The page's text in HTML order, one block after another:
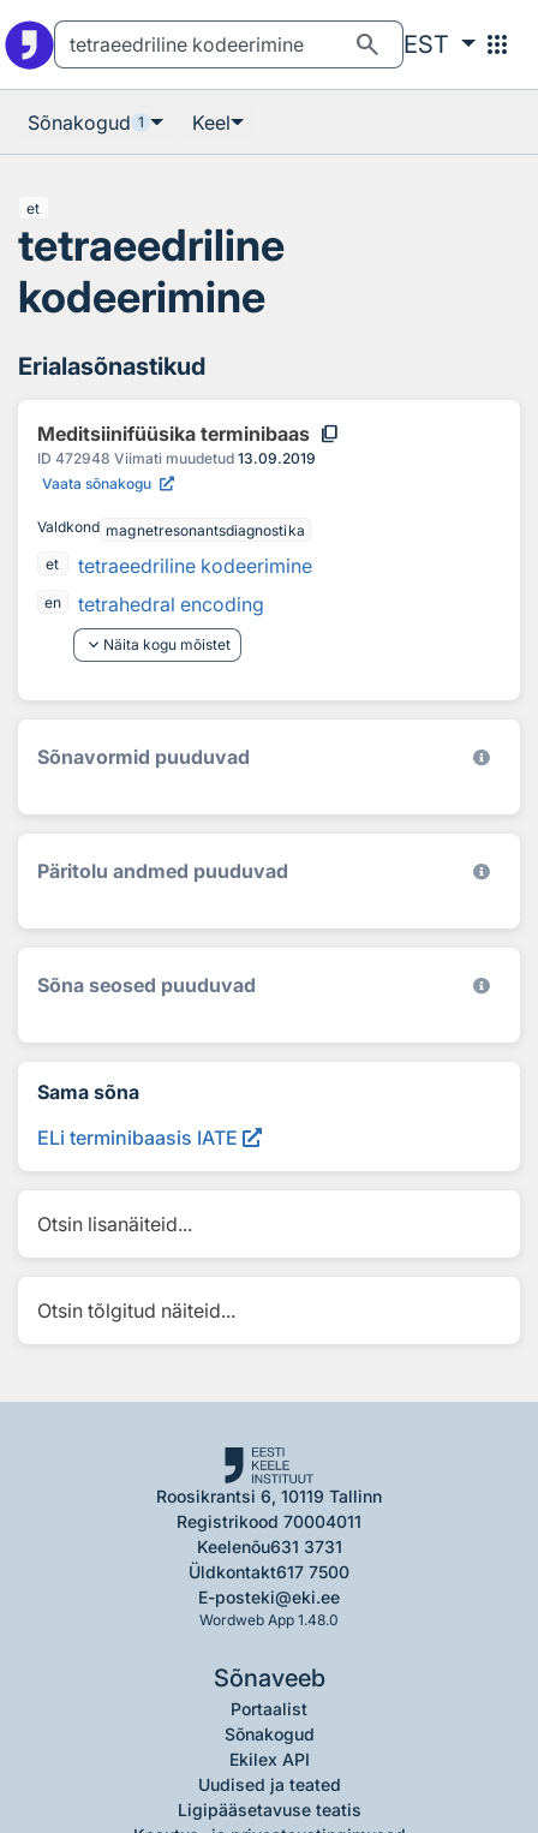
search EST apps
Sõnakogud 1 Keel
et
tetraeedriline
kodeerimine
Erialasõnastikud
Meditsiinifüüsika terminibaas content_copy
ID 472948 Viimati muudetud 13.09.2019
Vaata sõnakogu
Valdkond magnetresonantsdiagnostika
et
tetraeedriline kodeerimine
en
tetrahedral encoding
keyboard_arrow_down Näita kogu mõistet
Sõnavormid puuduvad
Päritolu andmed puuduvad
Sõna seosed puuduvad
Sama sõna
ELi terminibaasis IATE
Otsin lisanäiteid...
Otsin tõlgitud näiteid...
Roosikrantsi 6, 10119 Tallinn
Registrikood 70004011
Keelenõu631 3731
Üldkontakt617 7500
E-posteki@eki.ee
Wordweb App 1.48.0
Sõnaveeb
Portaalist
Sõnakogud
Ekilex API
Uudised ja teated
Ligipääsetavuse teatis